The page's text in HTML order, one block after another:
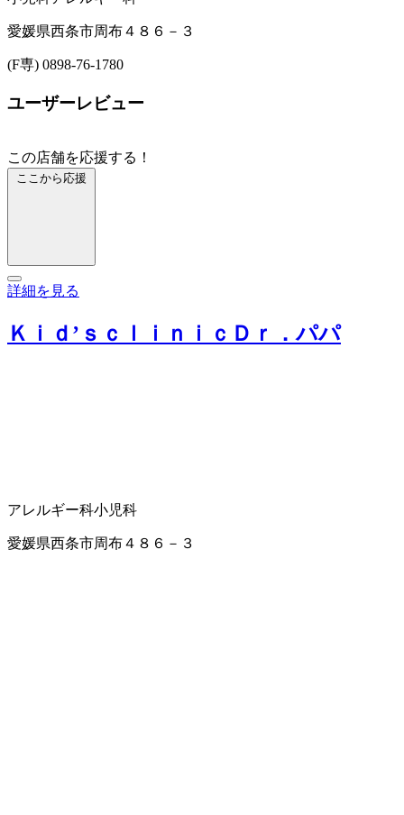
愛媛県西条市周布４８６－３
(F専) 0898-76-1780
ユーザーレビュー
この店舗を応援する！
ここから応援
詳細を見る
Ｋｉｄ’ｓｃｌｉｎｉｃＤｒ．パパ
アレルギー科小児科
愛媛県西条市周布４８６－３